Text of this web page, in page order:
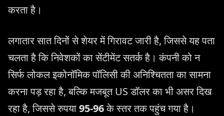
करता है।
लगातार सात दिनों से शेयर में गिरावट जारी है, जिससे यह पता
चलता है कि निवेशकों का सेंटीमेंट सतर्क है। कंपनी को न
सिर्फ लोकल इकोनॉमिक पॉलिसी की अनिश्चितता का सामना
करना पड़ रहा है, बल्कि मजबूत US डॉलर का भी असर दिख
रहा है, जिससे रुपया95-96के स्तर तक पहुंच गया है।